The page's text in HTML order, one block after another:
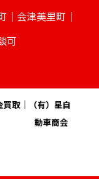
｜会津美里町｜
可
取｜（有）星自
動車商会